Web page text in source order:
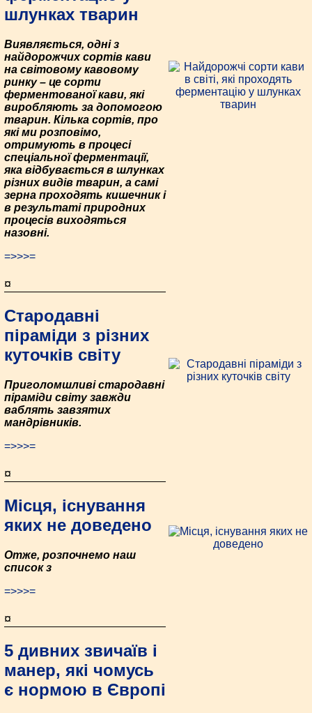
шлунках тварин
Виявляється, одні з
найдорожчих сортів кави
на світовому кавовому
ринку – це сорти
ферментованої кави, які
виробляють за допомогою
тварин. Кілька сортів, про
які ми розповімо,
отримують в процесі
спеціальної ферментації,
яка відбувається в шлунках
різних видів тварин, а самі
зерна проходять кишечник і
в результаті природних
процесів виходяться
назовні.
=>>>=
¤
Стародавні
піраміди з різних
куточків світу
Приголомшливі стародавні
піраміди світу завжди
ваблять завзятих
мандрівників.
=>>>=
¤
Місця, існування
яких не доведено
Отже, розпочнемо наш
список з
=>>>=
¤
5 дивних звичаїв і
манер, які чомусь
є нормою в Європі